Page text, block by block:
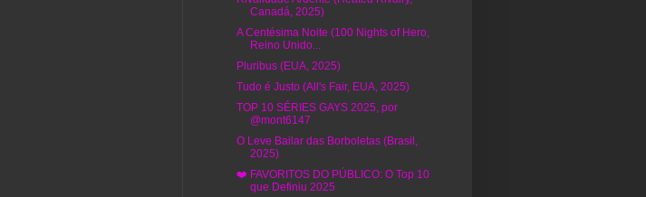
Canadá, 2025)
A Centésima Noite (100 Nights of Hero,
Reino Unido...
Pluribus (EUA, 2025)
Tudo é Justo (All's Fair, EUA, 2025)
TOP 10 SÉRIES GAYS 2025, por
@mont6147
O Leve Bailar das Borboletas (Brasil,
2025)
❤️ FAVORITOS DO PÚBLICO: O Top 10
que Definiu 2025